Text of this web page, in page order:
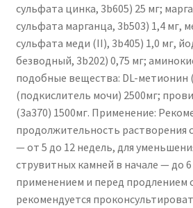
сульфата цинка, 3b605) 25 мг;
сульфата марганца, 3b503) 1,4 мг,
сульфата меди (II), 3b405) 1,0 мг,
безводный, 3b202) 0,75 мг;
подобные вещества: DL-метионин
(подкислитель мочи) 2500мг;
(3а370) 1500мг. Применение:
продолжительность растворения
— от 5 до 12 недель, для
струвитных камней в начале — до
применением и перед продлением
рекомендуется